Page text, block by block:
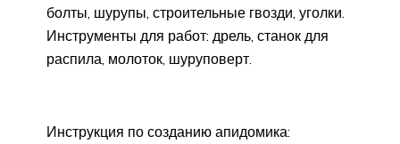
болты, шурупы, строительные гвозди, уголки.
Инструменты для работ: дрель, станок для
распила, молоток, шуруповерт.
Инструкция по созданию апидомика: